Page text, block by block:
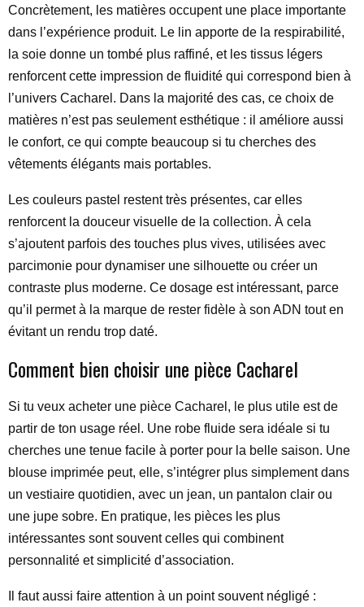
Concrètement, les matières occupent une place importante
dans l’expérience produit. Le lin apporte de la respirabilité,
la soie donne un tombé plus raffiné, et les tissus légers
renforcent cette impression de fluidité qui correspond bien à
l’univers Cacharel. Dans la majorité des cas, ce choix de
matières n’est pas seulement esthétique : il améliore aussi
le confort, ce qui compte beaucoup si tu cherches des
vêtements élégants mais portables.
Les couleurs pastel restent très présentes, car elles
renforcent la douceur visuelle de la collection. À cela
s’ajoutent parfois des touches plus vives, utilisées avec
parcimonie pour dynamiser une silhouette ou créer un
contraste plus moderne. Ce dosage est intéressant, parce
qu’il permet à la marque de rester fidèle à son ADN tout en
évitant un rendu trop daté.
Comment bien choisir une pièce Cacharel
Si tu veux acheter une pièce Cacharel, le plus utile est de
partir de ton usage réel. Une robe fluide sera idéale si tu
cherches une tenue facile à porter pour la belle saison. Une
blouse imprimée peut, elle, s’intégrer plus simplement dans
un vestiaire quotidien, avec un jean, un pantalon clair ou
une jupe sobre. En pratique, les pièces les plus
intéressantes sont souvent celles qui combinent
personnalité et simplicité d’association.
Il faut aussi faire attention à un point souvent négligé :